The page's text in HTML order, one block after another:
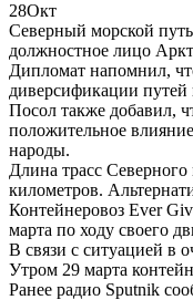
28Окт
Северный морской
должностное лицо
Дипломат напомнил,
диверсификации путей
Посол также добавил,
положительное
народы.
Длина трасс
километров.
Контейнеровоз Ever
марта по ходу своего
В связи с ситуацией в
Утром 29 марта
Ранее радио Sputnik